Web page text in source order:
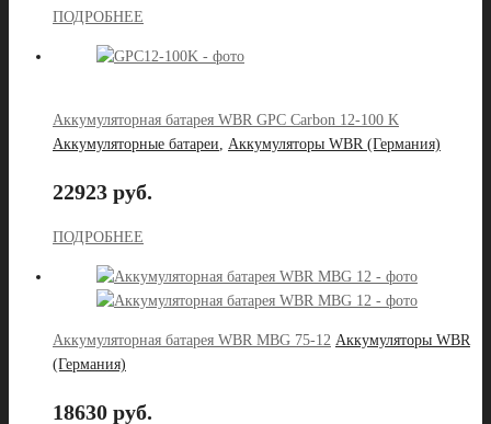
ПОДРОБНЕЕ
Аккумуляторная батарея WBR GPС Carbon 12-100 K
Аккумуляторные батареи, Аккумуляторы WBR (Германия)
22923 руб.
ПОДРОБНЕЕ
Аккумуляторная батарея WBR MBG 75-12 Аккумуляторы WBR
(Германия)
18630 руб.